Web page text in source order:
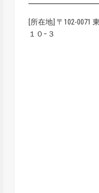
[所在地] 〒102-0071
１０−３